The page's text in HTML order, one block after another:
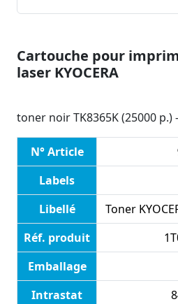
Cartouche pour
laser KYOCERA
toner noir TK8365K (25000 p.)
N° Article
Labels
Libellé
Toner
Réf. produit
Emballage
Intrastat